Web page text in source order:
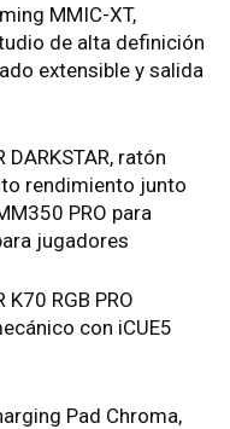
MMIC-XT,
de alta definición
extensible y salida
DARKSTAR, ratón
rendimiento junto
PRO para
jugadores
K70 RGB PRO
con iCUE5
Pad Chroma,